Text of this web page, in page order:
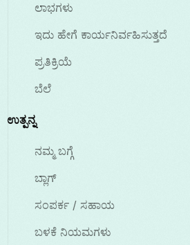
ಲಾಭಗಳು
ಇದು ಹೇಗೆ ಕಾರ್ಯನಿರ್ವಹಿಸುತ್ತದೆ
ಪ್ರತಿಕ್ರಿಯೆ
ಬೆಲೆ
ಉತ್ಪನ್ನ
ನಮ್ಮ ಬಗ್ಗೆ
ಬ್ಲಾಗ್
ಸಂಪರ್ಕ / ಸಹಾಯ
ಬಳಕೆ ನಿಯಮಗಳು